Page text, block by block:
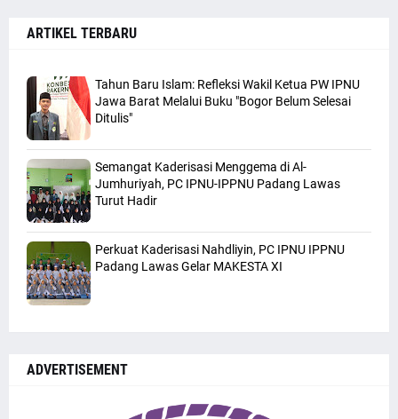
ARTIKEL TERBARU
Tahun Baru Islam: Refleksi Wakil Ketua PW IPNU
Jawa Barat Melalui Buku "Bogor Belum Selesai
Ditulis"
Semangat Kaderisasi Menggema di Al-
Jumhuriyah, PC IPNU-IPPNU Padang Lawas
Turut Hadir
Perkuat Kaderisasi Nahdliyin, PC IPNU IPPNU
Padang Lawas Gelar MAKESTA XI
ADVERTISEMENT